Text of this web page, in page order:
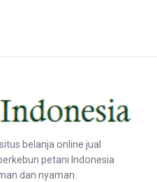
belanja online jual
petani Indonesia
dan nyaman.